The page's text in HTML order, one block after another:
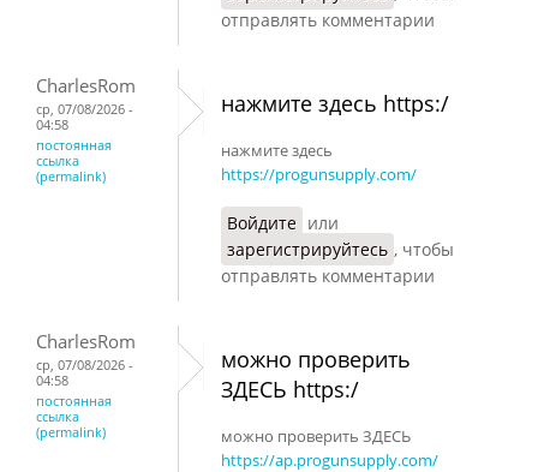
отправлять комментарии
CharlesRom
ср, 07/08/2026 -
04:58
постоянная
ссылка
(permalink)
нажмите здесь https:/
нажмите здесь
https://progunsupply.com/
Войдите или
зарегистрируйтесь , чтобы
отправлять комментарии
CharlesRom
ср, 07/08/2026 -
04:58
постоянная
ссылка
(permalink)
можно проверить
ЗДЕСЬ https:/
можно проверить ЗДЕСЬ
https://ap.progunsupply.com/